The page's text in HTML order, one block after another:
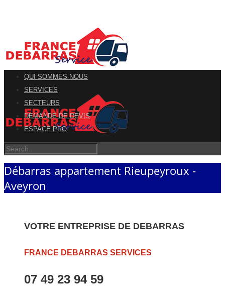
QUI SOMMES-NOUS
SERVICES
SECTEURS
DEMANDE DE DEVIS
ESPACE PRO
Débarras appartement Rieupeyroux -
Aveyron
VOTRE ENTREPRISE DE DEBARRAS
FRANCE DEBARRAS SERVICES
07 49 23 94 59